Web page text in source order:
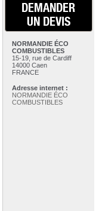
DEMANDER
UN DEVIS
NORMANDIE ÉCO
COMBUSTIBLES
15-19, rue de Cardiff
14000 Caen
FRANCE
Adresse internet :
NORMANDIE ÉCO
COMBUSTIBLES